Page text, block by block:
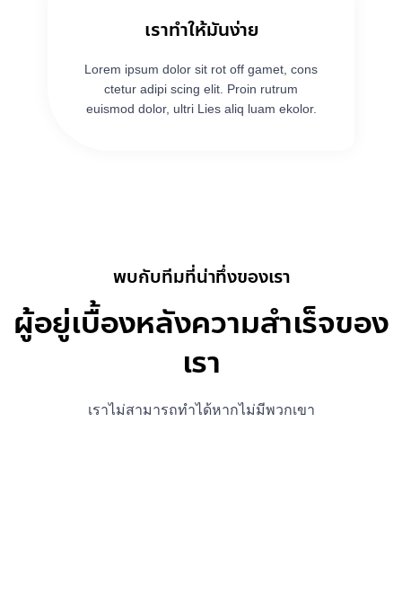
เราทำให้มันง่าย
Lorem ipsum dolor sit rot off gamet, cons
ctetur adipi scing elit. Proin rutrum
euismod dolor, ultri Lies aliq luam ekolor.
พบกับทีมที่น่าทึ่งของเรา
ผู้อยู่เบื้องหลังความสำเร็จของ
เรา
เราไม่สามารถทำได้หากไม่มีพวกเขา